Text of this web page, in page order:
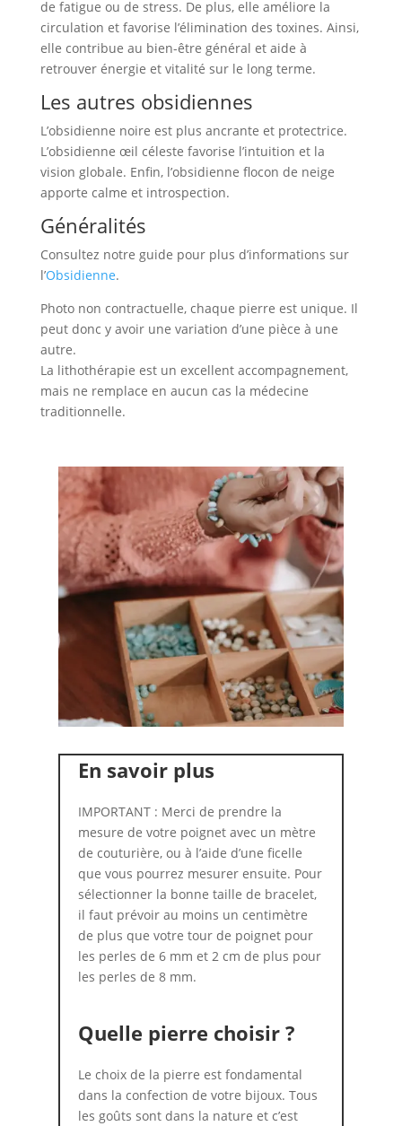
de fatigue ou de stress. De plus, elle améliore la
circulation et favorise l’élimination des toxines. Ainsi,
elle contribue au bien-être général et aide à
retrouver énergie et vitalité sur le long terme.
Les autres obsidiennes
L’obsidienne noire est plus ancrante et protectrice.
L’obsidienne œil céleste favorise l’intuition et la
vision globale. Enfin, l’obsidienne flocon de neige
apporte calme et introspection.
Généralités
Consultez notre guide pour plus d’informations sur
l’Obsidienne.
Photo non contractuelle, chaque pierre est unique. Il
peut donc y avoir une variation d’une pièce à une
autre.
La lithothérapie est un excellent accompagnement,
mais ne remplace en aucun cas la médecine
traditionnelle.
En savoir plus
IMPORTANT : Merci de prendre la
mesure de votre poignet avec un mètre
de couturière, ou à l’aide d’une ficelle
que vous pourrez mesurer ensuite. Pour
sélectionner la bonne taille de bracelet,
il faut prévoir au moins un centimètre
de plus que votre tour de poignet pour
les perles de 6 mm et 2 cm de plus pour
les perles de 8 mm.
Quelle pierre choisir ?
Le choix de la pierre est fondamental
dans la confection de votre bijoux. Tous
les goûts sont dans la nature et c’est